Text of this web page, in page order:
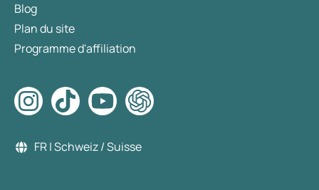
Blog
Plan du site
Programme d'affiliation
FR | Schweiz / Suisse